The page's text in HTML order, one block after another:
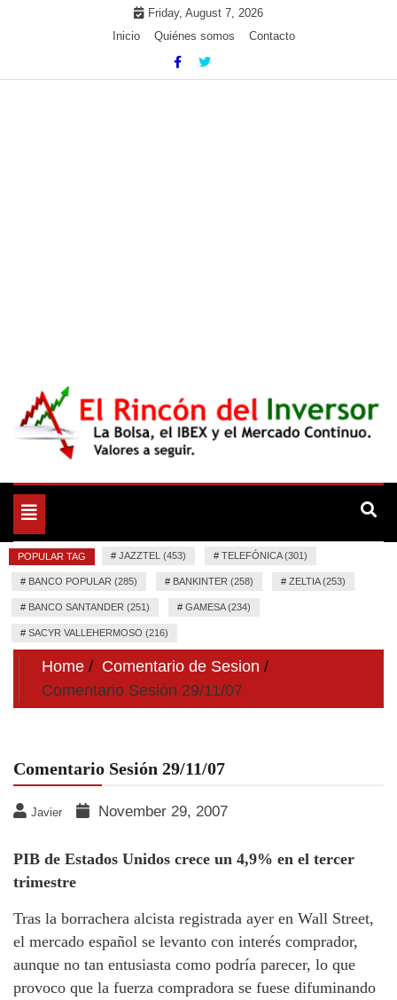
Friday, August 7, 2026
Inicio
Quiénes somos Contacto
El Rincón del Inversor
Toggle
navigation
POPULAR TAG # JAZZTEL (453) # TELEFÓNICA (301)
# BANCO POPULAR (285) # BANKINTER (258) # ZELTIA (253)
# BANCO SANTANDER (251) # GAMESA (234)
# SACYR VALLEHERMOSO (216)
Home
Comentario de Sesion
Comentario Sesión 29/11/07
Comentario Sesión 29/11/07
Javier November 29, 2007
PIB de Estados Unidos crece un 4,9% en el tercer
trimestre
Tras la borrachera alcista registrada ayer en Wall Street,
el mercado español se levanto con interés comprador,
aunque no tan entusiasta como podría parecer, lo que
provoco que la fuerza compradora se fuese difuminando